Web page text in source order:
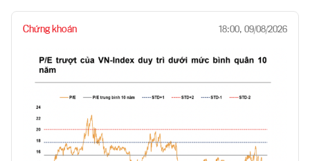
Chứng khoán 18:00, 09/08/2026